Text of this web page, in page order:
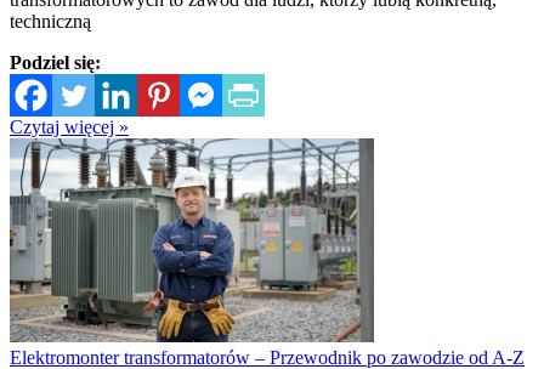
techniczną
Podziel się:
Czytaj więcej »
Elektromonter transformatorów – Przewodnik po zawodzie od A-Z